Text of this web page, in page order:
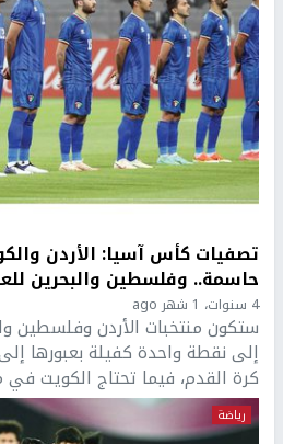
تصفيات كأس آسيا: الأردن
حاسمة.. وفلسطين والبحرين
4 سنوات، 1 شهر ago
ستكون منتخبات الأردن وفلسطين
كرة القدم، فيما تحتاج الكويت
رياضة